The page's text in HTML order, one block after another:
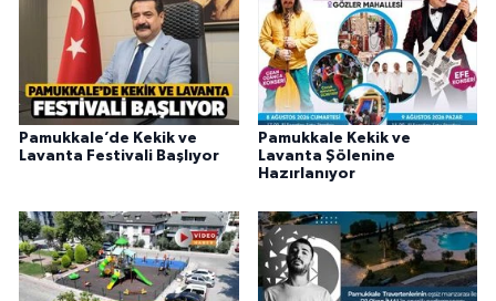
Pamukkale’de Kekik ve
Lavanta Festivali Başlıyor
Pamukkale Kekik ve
Lavanta Şölenine
Hazırlanıyor